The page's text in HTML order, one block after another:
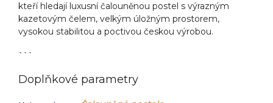
kteří hledají luxusní čalouněnou postel s výrazným
kazetovým čelem, velkým úložným prostorem,
vysokou stabilitou a poctivou českou výrobou.
```
Doplňkové parametry